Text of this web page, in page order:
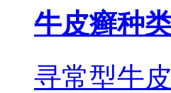
牛皮癣种
寻常型牛